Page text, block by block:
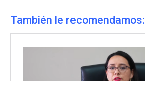
También le recomendamos: